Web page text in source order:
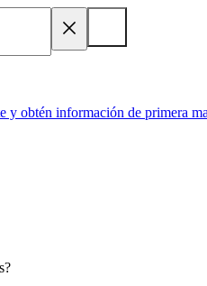
y obtén información de primera